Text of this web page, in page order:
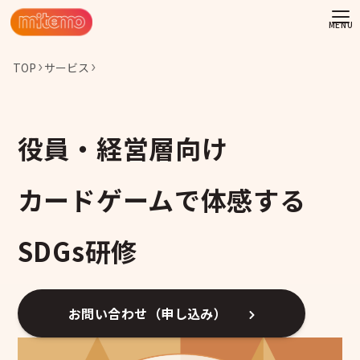
せ
TOP サービス
役員・経営層向け
カードゲームで体感する
SDGs研修
お問い合わせ（申し込み）